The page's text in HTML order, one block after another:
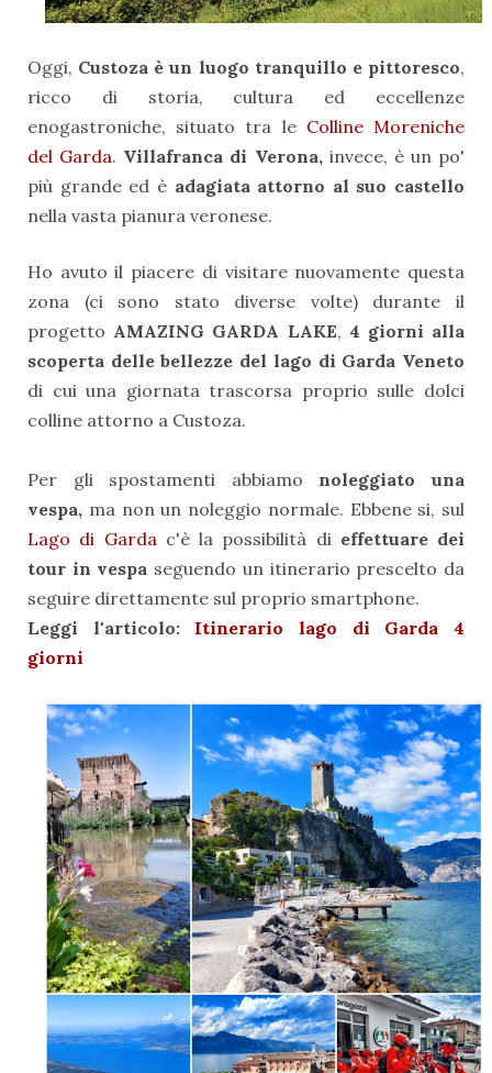
Oggi, Custoza è un luogo tranquillo e pittoresco,
ricco di storia, cultura ed eccellenze
enogastroniche, situato tra le Colline Moreniche
del Garda. Villafranca di Verona,invece, è un po'
più grande ed è adagiata attorno al suo castello
nella vasta pianura veronese.
Ho avuto il piacere di visitare nuovamente questa
zona (ci sono stato diverse volte) durante il
progetto AMAZING GARDA LAKE, 4 giorni alla
scoperta delle bellezze del lago di Garda Veneto
di cui una giornata trascorsa proprio sulle dolci
colline attorno a Custoza.
Per gli spostamenti abbiamo noleggiato una
vespa, ma non un noleggio normale. Ebbene si, sul
Lago di Gardac'è la possibilità di effettuare dei
tour in vespa seguendo un itinerario prescelto da
seguire direttamente sul proprio smartphone.
Leggi l'articolo: Itinerario lago di Garda 4
giorni